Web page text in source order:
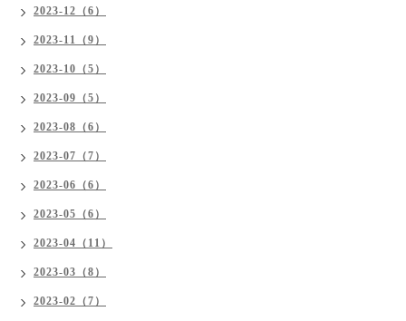
2023-12（6）
2023-11（9）
2023-10（5）
2023-09（5）
2023-08（6）
2023-07（7）
2023-06（6）
2023-05（6）
2023-04（11）
2023-03（8）
2023-02（7）